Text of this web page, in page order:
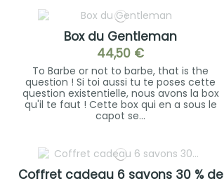
Box du Gentleman
44,50 €
To Barbe or not to barbe, that is the
question ! Si toi aussi tu te poses cette
question existentielle, nous avons la box
qu'il te faut ! Cette box qui en a sous le
capot se...
Coffret cadeau 6 savons 30 % de